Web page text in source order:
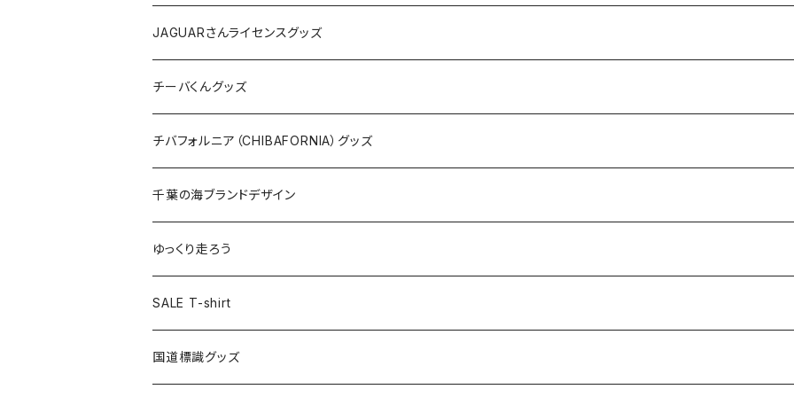
ホテルキーホルダー
ホテルキーホルダー
クリアファイル
Tシャツ
キャップ
トートバッグ
ランチバッグ
エコバッグ
バッグ
ステッカー
缶バッジ
キーホルダー
クリアファイル
キャップ
バッグ
ステッカー
缶バッジ
キーホルダー
クリアファイル
ステッカー
ステッカー
ステッカー大
缶バッジ
缶バッジ32mm
缶バッジ54mm
エコバッグ
JAGUARさんコラボグッズ
Tシャツ
ステッカー
サコッシュ
ホテルキーホルダー
モーテルキーホルダー
JAGUARさんライセンスグッズ
Tシャツ
ステッカー
缶バッジ
クリアファイル
マスク
エコバッグ
チーバくんグッズ
Tシャツ
キャップ
エコバッグ
ステッカー
モーテルキーホルダー
チバフォルニア（CHIBAFORNIA）グッズ
Tシャツ
キャップ
ステッカー
ホテルキーホルダー
千葉の海ブランドデザイン
Tシャツ
キャップ
ステッカー
ゆっくり走ろう
Tシャツ
ステッカー
SALE T-shirt
国道標識グッズ